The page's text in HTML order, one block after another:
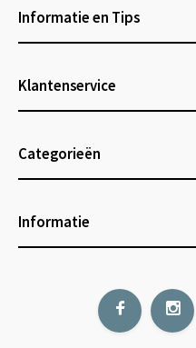
Informatie en Tips
Klantenservice
Categorieën
Informatie